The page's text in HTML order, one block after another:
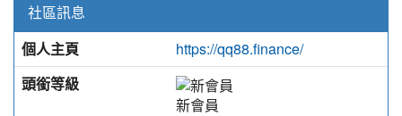
社區訊息
個人主頁
https://qq88.finance/
頭銜等級
新會員